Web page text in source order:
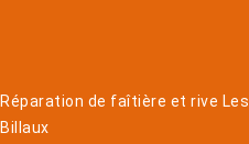
Réparation de faîtière et rive Les
Billaux